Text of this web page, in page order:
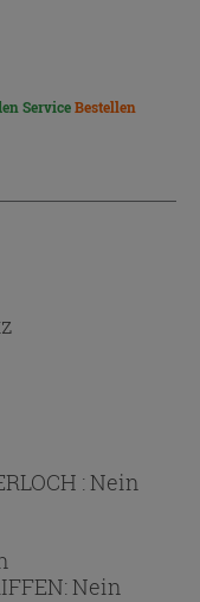
ServiceBestellen
:Nein
Nein